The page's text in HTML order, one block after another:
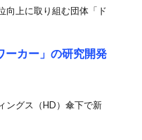
上に取り組む団体「ド
ーカー」の研究開発
ングス（HD）傘下で新